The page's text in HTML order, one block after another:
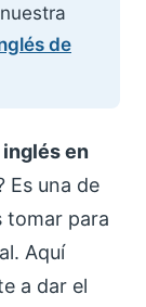
de
en
Es una de
tomar para
Aquí
a dar el